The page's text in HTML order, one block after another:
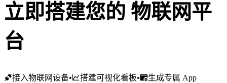
立即搭建您的 物联网平
台
接入物联网设备• 搭建可视化看板•
生成专属 App